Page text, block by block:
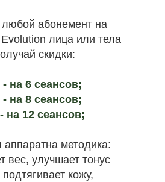
абонемент на
лица или тела
скидки:
- на 6 сеансов;
- на 8 сеансов;
на 12 сеансов;
методика:
вес, улучшает тонус
кожу,